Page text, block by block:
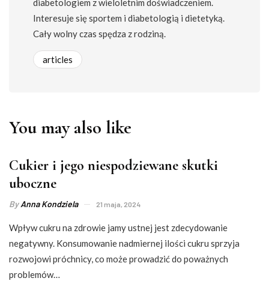
diabetologiem z wieloletnim doświadczeniem.
Interesuje się sportem i diabetologią i dietetyką.
Cały wolny czas spędza z rodziną.
articles
You may also like
Cukier i jego niespodziewane skutki
uboczne
ByAnna Kondziela 21 maja, 2024
Wpływ cukru na zdrowie jamy ustnej jest zdecydowanie
negatywny. Konsumowanie nadmiernej ilości cukru sprzyja
rozwojowi próchnicy, co może prowadzić do poważnych
problemów…